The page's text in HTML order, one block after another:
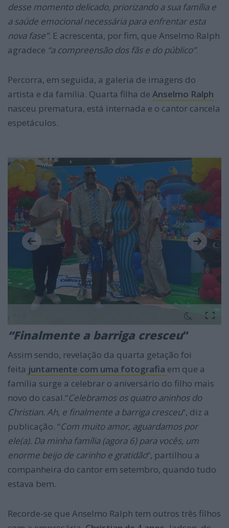
desse momento delicado, priorizando a sua família e
a saúde emocional necessária para enfrentar esta
nova fase”. E acrescenta, por fim, que Anselmo Ralph
agradece “a compreensão dos fãs e do público”.
Percorra, em seguida, a galeria de imagens do
artista e da família. Quarta filha de Anselmo Ralph
nasceu prematura, está internada e o cantor cancela
espetáculos.
“Finalmente a barriga cresceu“
Assim sendo, revelação da quarta getação foi
feita juntamente com uma fotografia em que a
família surge a celebrar o aniversário do filho mais
novo do casal.“Celebramos os quatro aninhos do
Christian. Ah, e finalmente a barriga cresceu“, diz a
publicação. “Com muito amor, aguardamos por
ele(a). Da minha família (agora 6) para vocês, um
enorme beijo de carinho e gratidão“, partilhou a
companheira do cantor em setembro, quando tudo
estava bem.
Recorde-se que Anselmo Ralph tem outros três filhos